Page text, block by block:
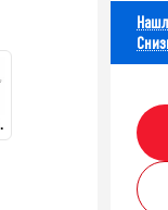
Полка (130х586х205)